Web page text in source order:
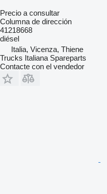
Precio a consultar
Columna de dirección
41218668
diésel
Italia, Vicenza, Thiene
Trucks Italiana Spareparts
Contacte con el vendedor